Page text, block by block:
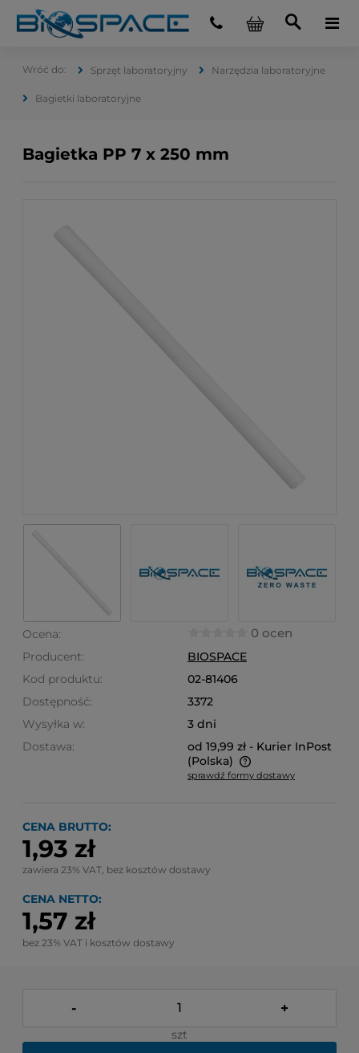
Sprzęt laboratoryjny Narzędzia laboratoryjne
Bagietki laboratoryjne
Bagietka PP 7 x 250 mm
Ocena: 0 ocen
Producent:
BIOSPACE
Kod produktu:
02-81406
Dostępność:
3372
Wysyłka w:
3 dni
Dostawa:
od 19,99 zł - Kurier InPost
(Polska)
Cena nie zawiera ewentualnych kosztów płatności
sprawdź formy dostawy
CENA BRUTTO:
1,93 zł
zawiera 23% VAT, bez kosztów dostawy
CENA NETTO:
1,57 zł
bez 23% VAT i kosztów dostawy
- +
szt